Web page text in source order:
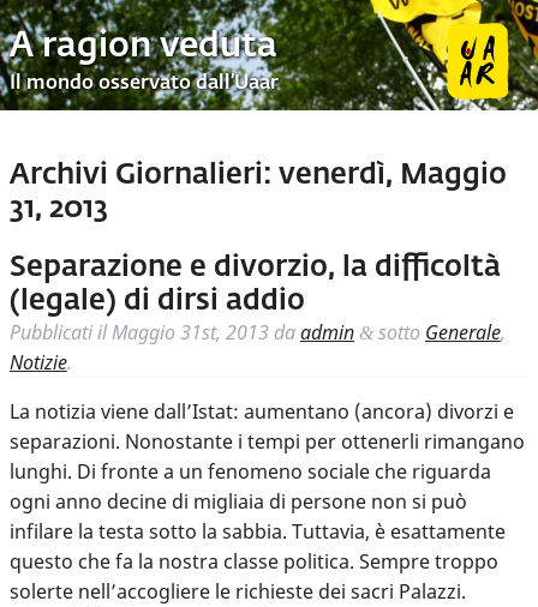
A ragion veduta
Il mondo osservato dall’Uaar
Archivi Giornalieri: venerdì, Maggio
31, 2013
Separazione e divorzio, la difficoltà
(legale) di dirsi addio
Pubblicati ilMaggio 31st, 2013 daadmin & sotto Generale,
Notizie.
La notizia viene dall’Istat: aumentano (ancora) divorzi e
separazioni. Nonostante i tempi per ottenerli rimangano
lunghi. Di fronte a un fenomeno sociale che riguarda
ogni anno decine di migliaia di persone non si può
infilare la testa sotto la sabbia. Tuttavia, è esattamente
questo che fa la nostra classe politica. Sempre troppo
solerte nell’accogliere le richieste dei sacri Palazzi.